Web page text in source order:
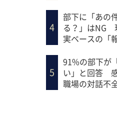
部下に「あの
る？」はNG
実ベースの「
91%の部下が
い」と回答
職場の対話不